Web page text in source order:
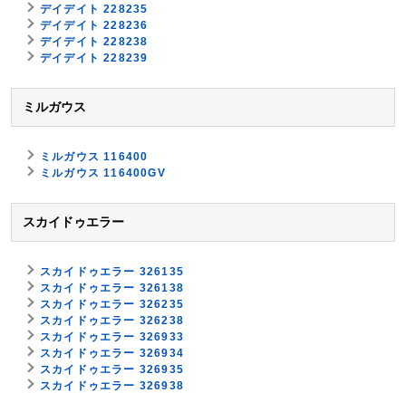
デイデイト 228235
デイデイト 228236
デイデイト 228238
デイデイト 228239
ミルガウス
ミルガウス 116400
ミルガウス 116400GV
スカイドゥエラー
スカイドゥエラー 326135
スカイドゥエラー 326138
スカイドゥエラー 326235
スカイドゥエラー 326238
スカイドゥエラー 326933
スカイドゥエラー 326934
スカイドゥエラー 326935
スカイドゥエラー 326938